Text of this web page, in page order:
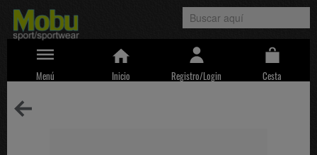
Menú Inicio Registro/Login Cesta